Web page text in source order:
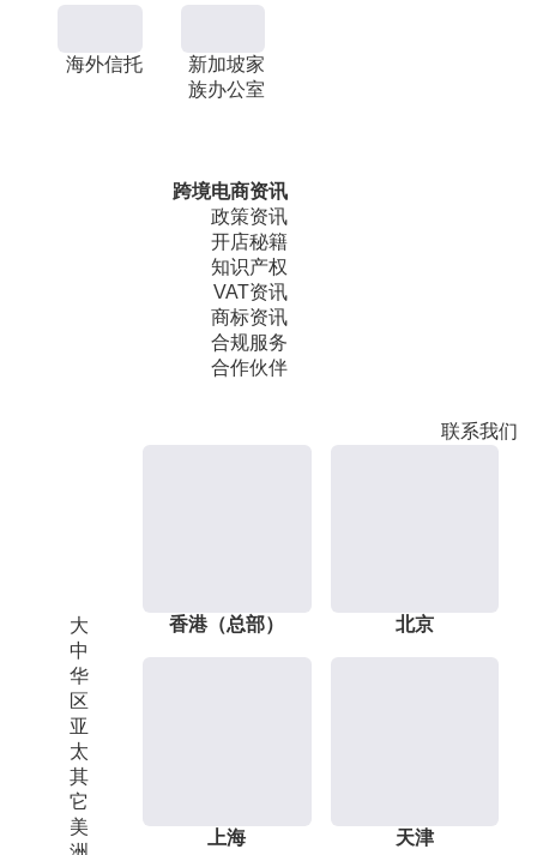
海外信托
新加坡家
族办公室
跨境电商资讯
政策资讯
开店秘籍
知识产权
VAT资讯
商标资讯
合规服务
合作伙伴
联系我们
大
中
华
区
亚
太
其
它
美
香港（总部） 北京
上海 天津